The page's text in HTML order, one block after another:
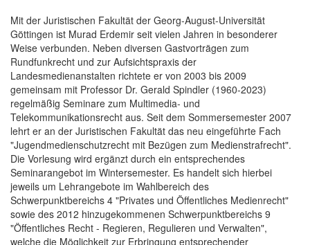
Mit der Juristischen Fakultät der Georg-August-Universität
Göttingen ist Murad Erdemir seit vielen Jahren in besonderer
Weise verbunden. Neben diversen Gastvorträgen zum
Rundfunkrecht und zur Aufsichtspraxis der
Landesmedienanstalten richtete er von 2003 bis 2009
gemeinsam mit Professor Dr. Gerald Spindler (1960-2023)
regelmäßig Seminare zum Multimedia- und
Telekommunikationsrecht aus. Seit dem Sommersemester 2007
lehrt er an der Juristischen Fakultät das neu eingeführte Fach
"Jugendmedienschutzrecht mit Bezügen zum Medienstrafrecht".
Die Vorlesung wird ergänzt durch ein entsprechendes
Seminarangebot im Wintersemester. Es handelt sich hierbei
jeweils um Lehrangebote im Wahlbereich des
Schwerpunktbereichs 4 "Privates und Öffentliches Medienrecht"
sowie des 2012 hinzugekommenen Schwerpunktbereichs 9
"Öffentliches Recht - Regieren, Regulieren und Verwalten",
welche die Möglichkeit zur Erbringung entsprechender